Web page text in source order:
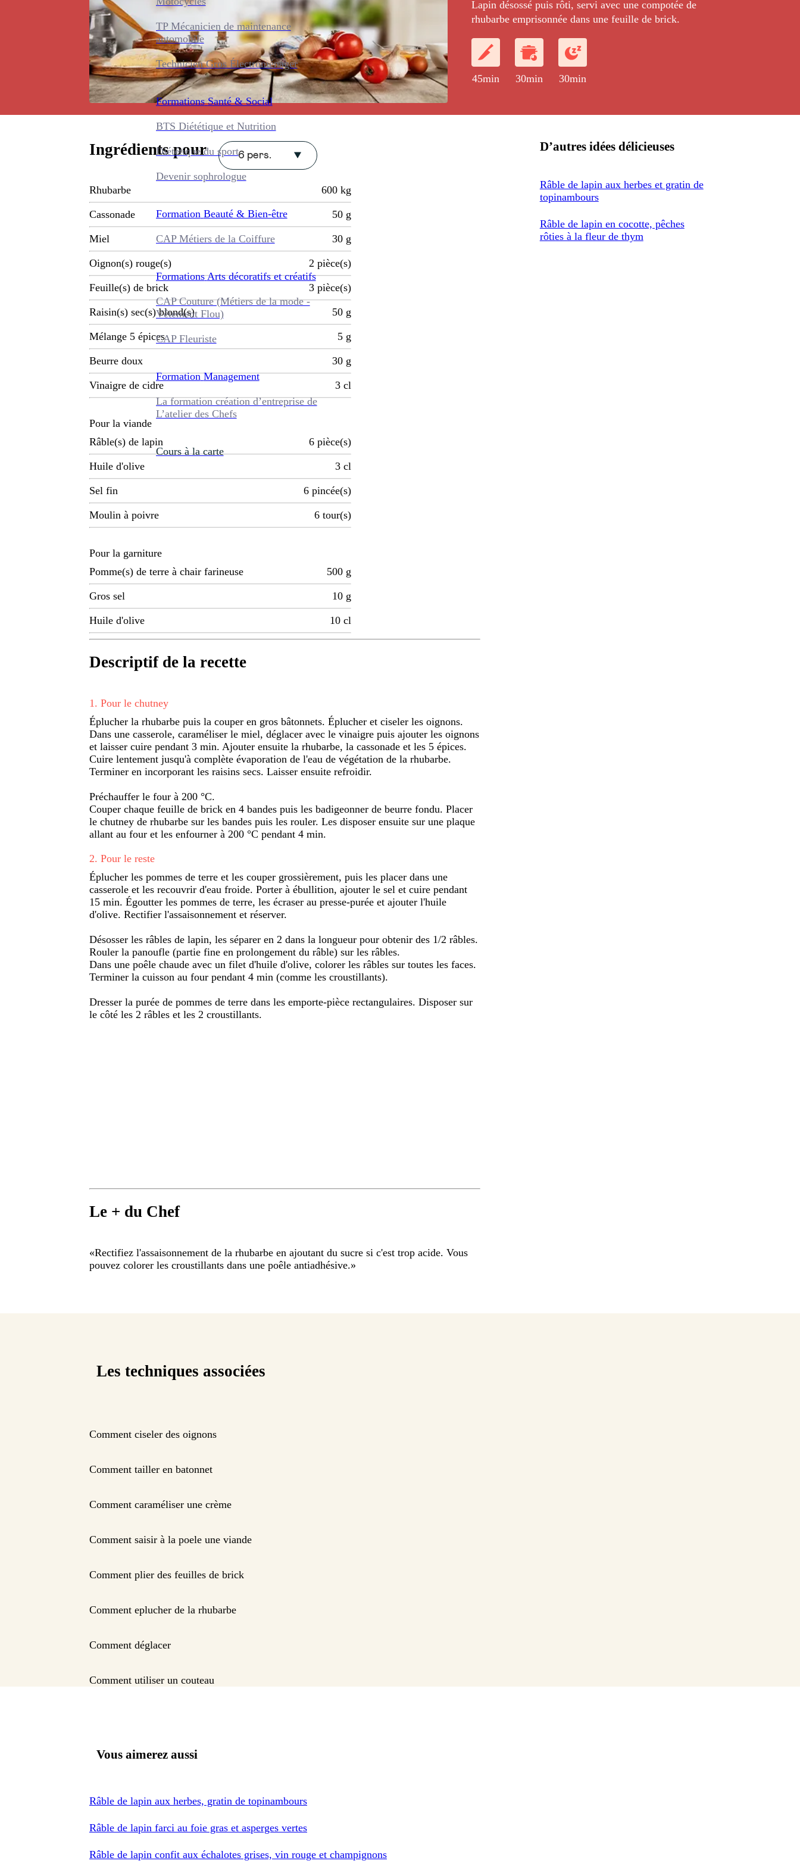
TP Mécanicien de maintenance
automobile
Technicien Gros Électroménager
Formations Santé & Social
BTS Diététique et Nutrition
Diététique du sport
Devenir sophrologue
Formation Beauté & Bien-être
CAP Métiers de la Coiffure
Formations Arts décoratifs et créatifs
CAP Couture (Métiers de la mode -
Vêtement Flou)
CAP Fleuriste
Formation Management
La formation création d’entreprise de
L’atelier des Chefs
Cours à la carte
Lapin désossé puis rôti, servi avec une compotée de
rhubarbe emprisonnée dans une feuille de brick.
45min 30min 30min
Ingrédients pour 6 pers.
Rhubarbe 600 kg
Cassonade 50 g
Miel 30 g
Oignon(s) rouge(s) 2 pièce(s)
Feuille(s) de brick 3 pièce(s)
Raisin(s) sec(s) blond(s) 50 g
Mélange 5 épices 5 g
Beurre doux 30 g
Vinaigre de cidre 3 cl
Pour la viande
Râble(s) de lapin
6 pièce(s)
Huile d'olive 3 cl
Sel fin 6 pincée(s)
Moulin à poivre 6 tour(s)
Pour la garniture
Pomme(s) de terre à chair farineuse
500 g
Gros sel 10 g
Huile d'olive 10 cl
Descriptif de la recette
1 . Pour le chutney
Éplucher la rhubarbe puis la couper en gros bâtonnets. Éplucher et ciseler les oignons.
Dans une casserole, caraméliser le miel, déglacer avec le vinaigre puis ajouter les oignons
et laisser cuire pendant 3 min. Ajouter ensuite la rhubarbe, la cassonade et les 5 épices.
Cuire lentement jusqu'à complète évaporation de l'eau de végétation de la rhubarbe.
Terminer en incorporant les raisins secs. Laisser ensuite refroidir.
Préchauffer le four à 200 °C.
Couper chaque feuille de brick en 4 bandes puis les badigeonner de beurre fondu. Placer
le chutney de rhubarbe sur les bandes puis les rouler. Les disposer ensuite sur une plaque
allant au four et les enfourner à 200 °C pendant 4 min.
2. Pour le reste
Éplucher les pommes de terre et les couper grossièrement, puis les placer dans une
casserole et les recouvrir d'eau froide. Porter à ébullition, ajouter le sel et cuire pendant
15 min. Égoutter les pommes de terre, les écraser au presse-purée et ajouter l'huile
d'olive. Rectifier l'assaisonnement et réserver.
Désosser les râbles de lapin, les séparer en 2 dans la longueur pour obtenir des 1/2 râbles.
Rouler la panoufle (partie fine en prolongement du râble) sur les râbles.
Dans une poêle chaude avec un filet d'huile d'olive, colorer les râbles sur toutes les faces.
Terminer la cuisson au four pendant 4 min (comme les croustillants).
Dresser la purée de pommes de terre dans les emporte-pièce rectangulaires. Disposer sur
le côté les 2 râbles et les 2 croustillants.
Le + du Chef
«Rectifiez l'assaisonnement de la rhubarbe en ajoutant du sucre si c'est trop acide. Vous
pouvez colorer les croustillants dans une poêle antiadhésive.»
D’autres idées délicieuses
Râble de lapin aux herbes et gratin de
topinambours
Râble de lapin en cocotte, pêches
rôties à la fleur de thym
Les techniques associées
Comment ciseler des oignons
Comment tailler en batonnet
Comment caraméliser une crème
Comment saisir à la poele une viande
Comment plier des feuilles de brick
Comment eplucher de la rhubarbe
Comment déglacer
Comment utiliser un couteau
Vous aimerez aussi
Râble de lapin aux herbes, gratin de topinambours
Râble de lapin farci au foie gras et asperges vertes
Râble de lapin confit aux échalotes grises, vin rouge et champignons